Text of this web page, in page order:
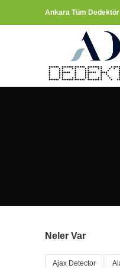
Ankara Tüm
Neler Var
Ajax Detector